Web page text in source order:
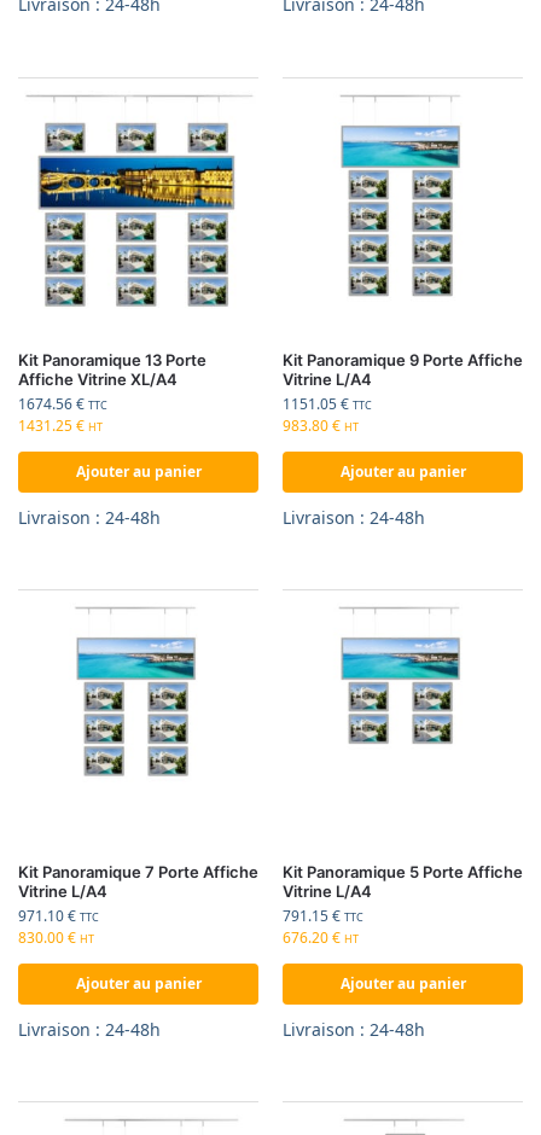
Livraison : 24-48h Livraison : 24-48h
Kit Panoramique 13 Porte
Affiche Vitrine XL/A4
1674.56€ TTC
1431.25€ HT
Ajouter au panier
Livraison : 24-48h
Kit Panoramique 9 Porte Affiche
Vitrine L/A4
1151.05€ TTC
983.80€ HT
Ajouter au panier
Livraison : 24-48h
Kit Panoramique 7 Porte Affiche
Vitrine L/A4
971.10€ TTC
830.00€ HT
Ajouter au panier
Livraison : 24-48h
Kit Panoramique 5 Porte Affiche
Vitrine L/A4
791.15€ TTC
676.20€ HT
Ajouter au panier
Livraison : 24-48h